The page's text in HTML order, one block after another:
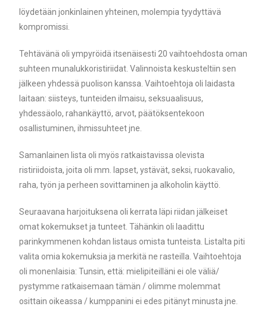
löydetään jonkinlainen yhteinen, molempia tyydyttävä
kompromissi.
Tehtävänä oli ympyröidä itsenäisesti 20 vaihtoehdosta oman
suhteen munalukkoristiriidat. Valinnoista keskusteltiin sen
jälkeen yhdessä puolison kanssa. Vaihtoehtoja oli laidasta
laitaan: siisteys, tunteiden ilmaisu, seksuaalisuus,
yhdessäolo, rahankäyttö, arvot, päätöksentekoon
osallistuminen, ihmissuhteet jne.
Samanlainen lista oli myös ratkaistavissa olevista
ristiriidoista, joita oli mm. lapset, ystävät, seksi, ruokavalio,
raha, työn ja perheen sovittaminen ja alkoholin käyttö.
Seuraavana harjoituksena oli kerrata läpi riidan jälkeiset
omat kokemukset ja tunteet. Tähänkin oli laadittu
parinkymmenen kohdan listaus omista tunteista. Listalta piti
valita omia kokemuksia ja merkitä ne rasteilla. Vaihtoehtoja
oli monenlaisia: Tunsin, että: mielipiteilläni ei ole väliä/
pystymme ratkaisemaan tämän / olimme molemmat
osittain oikeassa / kumppanini ei edes pitänyt minusta jne.